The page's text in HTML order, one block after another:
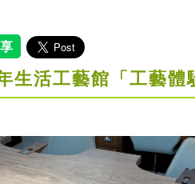
生活工藝館「工藝